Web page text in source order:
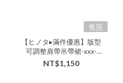
售完
【ヒノタ▸滿件優惠】版型
可調整肩帶吊帶裙-xxx-
306407▶
NT$1,150